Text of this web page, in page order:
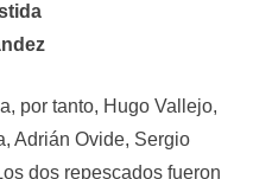
por tanto, Hugo Vallejo,
Adrián Ovide, Sergio
dos repescados fueron